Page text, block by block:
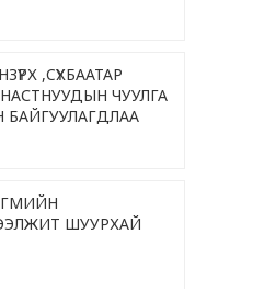
,CҮХБААТАР
ЧУУЛГА
БАЙГУУЛАГДЛАА
ШУУРХАЙ